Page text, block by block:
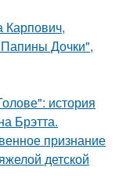
Карпович,
Дочки",
история
Брэтта.
признание
детской